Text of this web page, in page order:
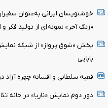
خوشنویسان ایرانی به‌عنوان
«زنگ آخر» نمونه‌ای از تولید فکر
پخش «شوق پرواز» از شبکه
بابایی
فقیه سلطانی و افسانه چهره آزاد
دور دوم نمایش «ناریا» در خانه